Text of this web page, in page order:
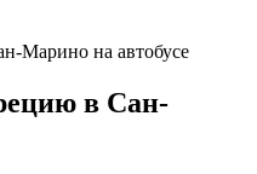
в Сан-